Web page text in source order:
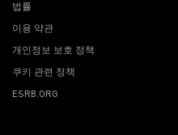
법률
이용 약관
개인정보 보호 정책
쿠키 관련 정책
ESRB.ORG